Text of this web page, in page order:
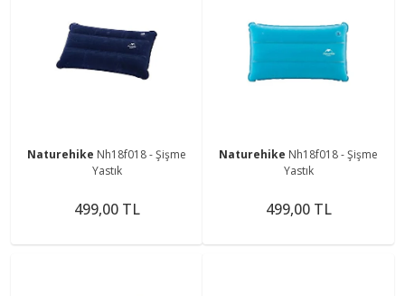
Naturehike Nh18f018 - Şişme
Yastık
499,00 TL
Naturehike Nh18f018 - Şişme
Yastık
499,00 TL